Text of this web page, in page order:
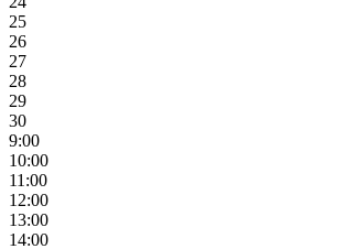
25
26
27
28
29
30
9:00
10:00
11:00
12:00
13:00
14:00